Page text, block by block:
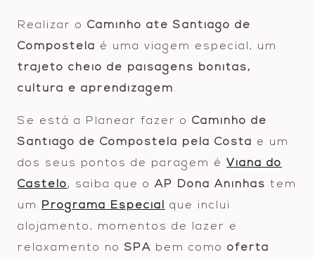
Realizar o Caminho até Santiago de
Compostela é uma viagem especial, um
trajeto cheio de paisagens bonitas,
cultura e aprendizagem.
Se está a Planear fazer o Caminho de
Santiago de Compostela pela Costa e um
dos seus pontos de paragem é Viana do
Castelo, saiba que o AP Dona Aninhas tem
um
Programa Especial
que inclui
alojamento, momentos de lazer e
relaxamento no SPA bem como oferta